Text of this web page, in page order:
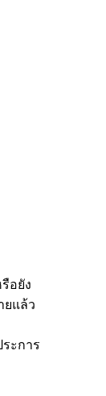
อยัง
ยแล้ว
ะการ